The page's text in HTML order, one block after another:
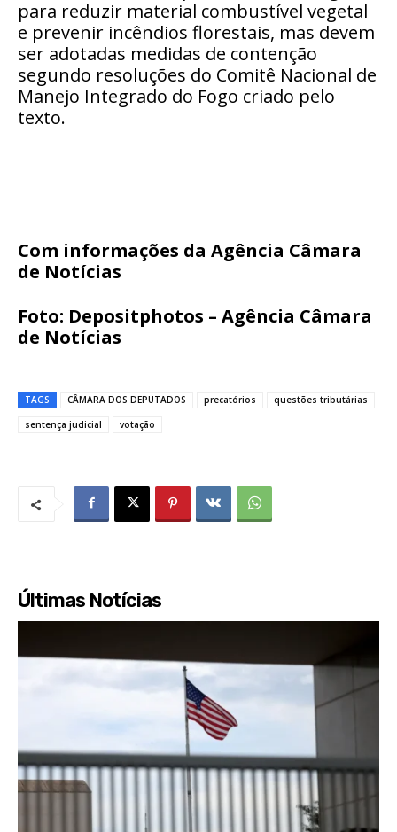
para reduzir material combustível vegetal
e prevenir incêndios florestais, mas devem
ser adotadas medidas de contenção
segundo resoluções do Comitê Nacional de
Manejo Integrado do Fogo criado pelo
texto.
Com informações da Agência Câmara
de Notícias
Foto: Depositphotos – Agência Câmara
de Notícias
TAGS CÂMARA DOS DEPUTADOS precatórios
questões tributárias
sentença judicial
votação
Últimas Notícias